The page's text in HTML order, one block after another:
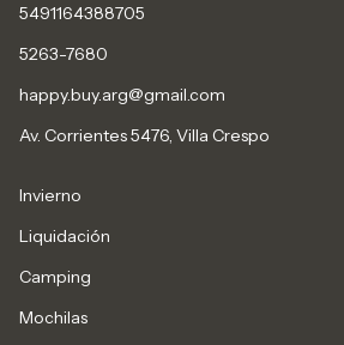
5491164388705
5263-7680
happy.buy.arg@gmail.com
Av. Corrientes 5476, Villa Crespo
Invierno
Liquidación
Camping
Mochilas